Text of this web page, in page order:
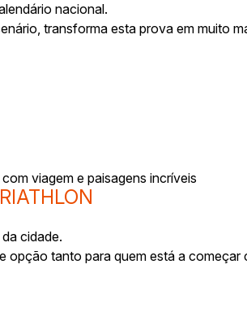
nacional.
transforma esta prova em muito
viagem e paisagens incríveis
cidade.
opção tanto para quem está a começar